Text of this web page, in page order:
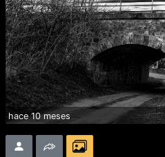
hace 10 meses